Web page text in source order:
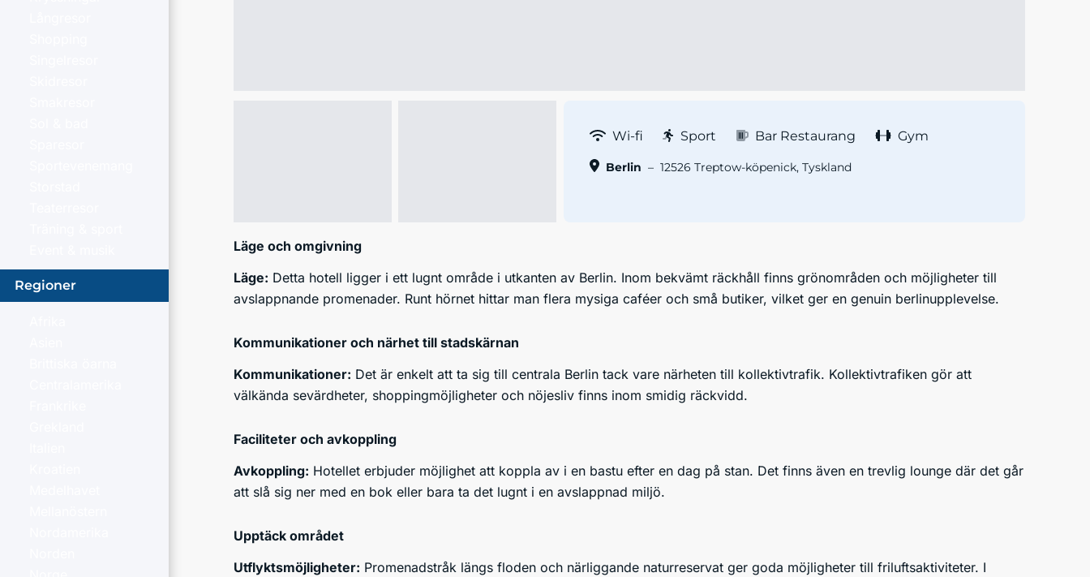
Regioner
Wi-fi Sport Bar Restaurang Gym
Berlin – 12526 Treptow-köpenick, Tyskland
Läge och omgivning
Läge: Detta hotell ligger i ett lugnt område i utkanten av Berlin. Inom bekvämt räckhåll finns grönområden och möjligheter till
avslappnande promenader. Runt hörnet hittar man flera mysiga caféer och små butiker, vilket ger en genuin berlinupplevelse.
Kommunikationer och närhet till stadskärnan
Kommunikationer: Det är enkelt att ta sig till centrala Berlin tack vare närheten till kollektivtrafik. Kollektivtrafiken gör att
välkända sevärdheter, shoppingmöjligheter och nöjesliv finns inom smidig räckvidd.
Faciliteter och avkoppling
Avkoppling: Hotellet erbjuder möjlighet att koppla av i en bastu efter en dag på stan. Det finns även en trevlig lounge där det går
att slå sig ner med en bok eller bara ta det lugnt i en avslappnad miljö.
Upptäck området
Utflyktsmöjligheter: Promenadstråk längs floden och närliggande naturreservat ger goda möjligheter till friluftsaktiviteter. I